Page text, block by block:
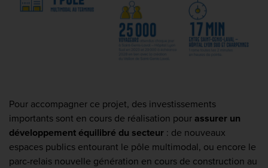
Pour accompagner ce projet, des investissements
importants sont en cours de réalisation pour assurer un
développement équilibré du secteur : de nouveaux
espaces publics entourant le pôle multimodal, ou encore le
parc-relais nouvelle génération en cours de construction au